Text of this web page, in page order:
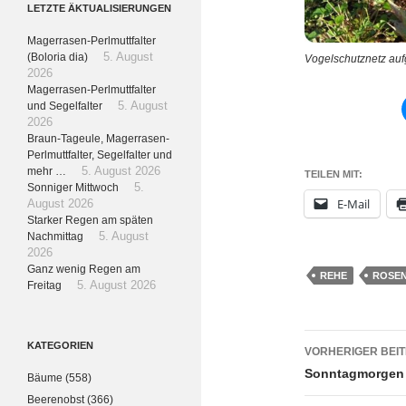
Vogelschutznetz
TEILEN MIT:
E-Mail
REHE
VORHERIGER
Sonntagmorgen
LETZTE ÄKTUALISIERUNGEN
Magerrasen-Perlmuttfalter
(Boloria dia)
5. August
2026
Magerrasen-Perlmuttfalter
und Segelfalter
5. August
2026
Braun-Tageule, Magerrasen-
Perlmuttfalter, Segelfalter und
mehr …
5. August 2026
Sonniger Mittwoch
5.
August 2026
Starker Regen am späten
Nachmittag
5. August
2026
Ganz wenig Regen am
Freitag
5. August 2026
KATEGORIEN
Bäume (558)
Beerenobst(366)